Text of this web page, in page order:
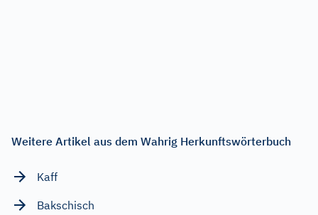
Weitere Artikel aus dem Wahrig Herkunftswörterbuch
Kaff
Bakschisch